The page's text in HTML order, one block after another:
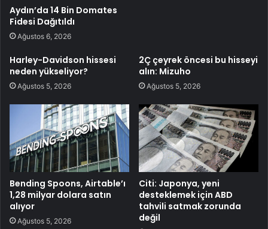
Aydın’da 14 Bin Domates
Fidesi Dağıtıldı
Ağustos 6, 2026
Harley-Davidson hissesi
neden yükseliyor?
Ağustos 5, 2026
2Ç çeyrek öncesi bu hisseyi
alın: Mizuho
Ağustos 5, 2026
Bending Spoons, Airtable’ı
1,28 milyar dolara satın
alıyor
Ağustos 5, 2026
Citi: Japonya, yeni
desteklemek için ABD
tahvili satmak zorunda
değil